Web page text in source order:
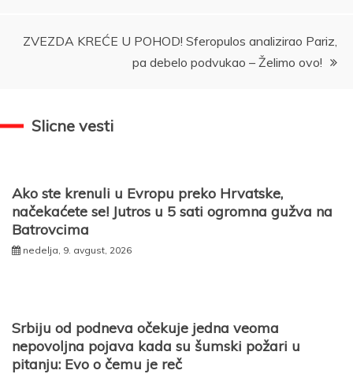
ZVEZDA KREĆE U POHOD! Sferopulos analizirao Pariz,
pa debelo podvukao – Želimo ovo!
Slicne vesti
Ako ste krenuli u Evropu preko Hrvatske,
načekaćete se! Jutros u 5 sati ogromna gužva na
Batrovcima
nedelja, 9. avgust, 2026
Srbiju od podneva očekuje jedna veoma
nepovoljna pojava kada su šumski požari u
pitanju: Evo o čemu je reč